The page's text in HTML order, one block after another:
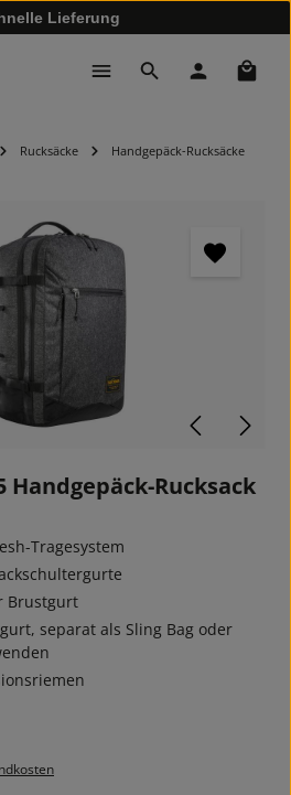
Lieferung
Rucksäcke Handgepäck-Rucksäcke
Handgepäck-Rucksack
Tragesystem
Brustgurt
separat als Sling Bag oder